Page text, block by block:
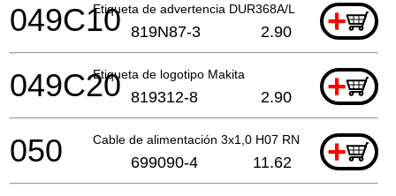
Etiqueta de advertencia DUR368A/L +
049C10 819N87-3 2.90
Etiqueta de logotipo Makita +
049C20 819312-8 2.90
Cable de alimentación 3x1,0 H07 RN-F EU+
050 699090-4 11.62